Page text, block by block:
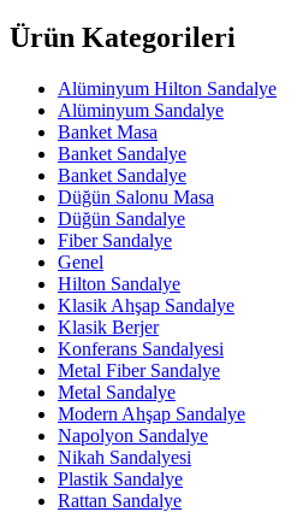
Ürün Kategorileri
Alüminyum Hilton Sandalye
Alüminyum Sandalye
Banket Masa
Banket Sandalye
Banket Sandalye
Düğün Salonu Masa
Düğün Sandalye
Fiber Sandalye
Genel
Hilton Sandalye
Klasik Ahşap Sandalye
Klasik Berjer
Konferans Sandalyesi
Metal Fiber Sandalye
Metal Sandalye
Modern Ahşap Sandalye
Napolyon Sandalye
Nikah Sandalyesi
Plastik Sandalye
Rattan Sandalye